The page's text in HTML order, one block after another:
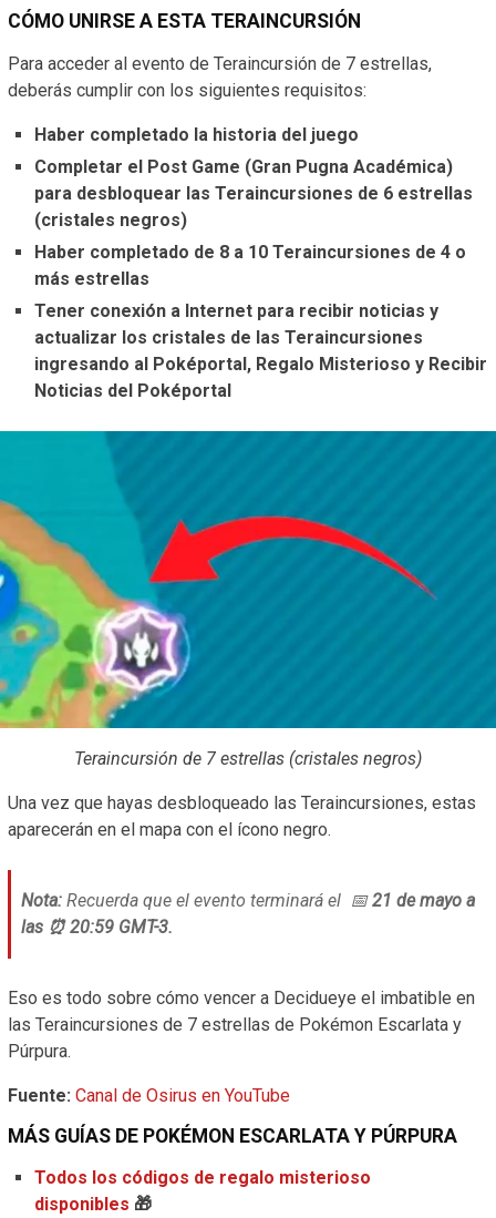
CÓMO UNIRSE A ESTA TERAINCURSIÓN
Para acceder al evento de Teraincursión de 7 estrellas,
deberás cumplir con los siguientes requisitos:
Haber completado la historia del juego
Completar el Post Game (Gran Pugna Académica)
para desbloquear las Teraincursiones de 6 estrellas
(cristales negros)
Haber completado de 8 a 10 Teraincursiones de 4 o
más estrellas
Tener conexión a Internet para recibir noticias y
actualizar los cristales de las Teraincursiones
ingresando al Poképortal, Regalo Misterioso y Recibir
Noticias del Poképortal
Teraincursión de 7 estrellas (cristales negros)
Una vez que hayas desbloqueado las Teraincursiones, estas
aparecerán en el mapa con el ícono negro.
Nota: Recuerda que el evento terminará el 📅21 de mayo a
las ⏰ 20:59 GMT-3.
Eso es todo sobre cómo vencer a Decidueye el imbatible en
las Teraincursiones de 7 estrellas de Pokémon Escarlata y
Púrpura.
Fuente: Canal de Osirus en YouTube
MÁS GUÍAS DE POKÉMON ESCARLATA Y PÚRPURA
Todos los códigos de regalo misterioso
disponibles 🎁